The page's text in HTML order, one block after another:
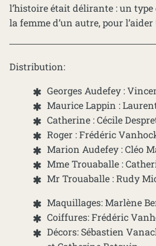
l’histoire était délirante : un
la femme d’un autre, pour
Distribution:
Georges Audefey :
Maurice Lappin :
Catherine : Cécile
Roger : Frédéric
Marion Audefey : Cléo
Mme Trouaballe :
Mr Trouaballe : Rudy
Maquillages: Marlène
Coiffures: Frédéric
Décors: Sébastien